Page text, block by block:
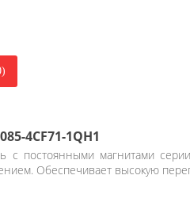
4CF71-1QH1
с постоянными магнитами
Обеспечивает высокую